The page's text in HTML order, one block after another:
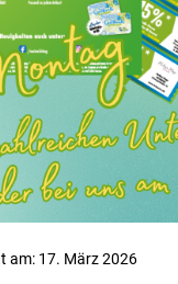
am: 17. März 2026